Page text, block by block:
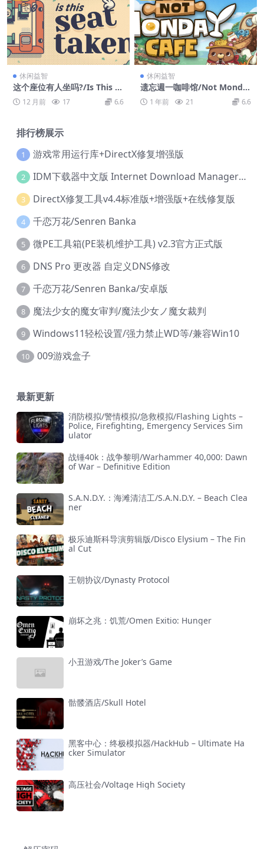
休闲益智
这个座位有人坐吗?/Is This S
eat Taken?
12 月前 17 6.6
休闲益智
遗忘週一咖啡馆/Not Monda
y Cafe
1 年前 21 6.6
排行榜展示
1 游戏常用运行库+DirectX修复增强版
2 IDM下载器中文版 Internet Download Manager v6.42.36 IDM
3 DirectX修复工具v4.4标准版+增强版+在线修复版
4 千恋万花/Senren Banka
5 微PE工具箱(PE装机维护工具) v2.3官方正式版
6 DNS Pro 更改器 自定义DNS修改
7 千恋万花/Senren Banka/安卓版
8 魔法少女的魔女审判/魔法少女ノ魔女裁判
9 Windows11轻松设置/强力禁止WD等/兼容Win10
10 009游戏盒子
最新更新
消防模拟/警情模拟/急救模拟/Flashing Lights –
Police, Firefighting, Emergency Services Sim
ulator
战锤40k：战争黎明/Warhammer 40,000: Dawn
of War – Definitive Edition
S.A.N.D.Y.：海滩清洁工/S.A.N.D.Y. – Beach Clea
ner
极乐迪斯科导演剪辑版/Disco Elysium – The Fin
al Cut
王朝协议/Dynasty Protocol
崩坏之兆：饥荒/Omen Exitio: Hunger
小丑游戏/The Joker’s Game
骷髅酒店/Skull Hotel
黑客中心：终极模拟器/HackHub – Ultimate Ha
cker Simulator
高压社会/Voltage High Society